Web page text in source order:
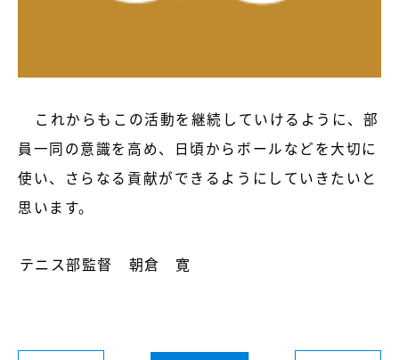
これからもこの活動を継続していけるように、部
員一同の意識を高め、日頃からボールなどを大切に
使い、さらなる貢献ができるようにしていきたいと
思います。
テニス部監督 朝倉 寛